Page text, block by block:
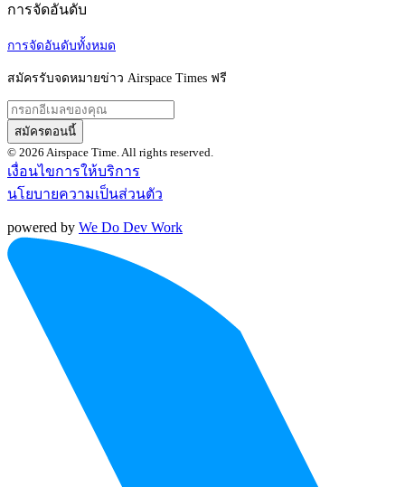
การจัดอันดับ
การจัดอันดับทั้งหมด
สมัครรับจดหมายข่าว Airspace Times ฟรี
สมัครตอนนี้
© 2026 Airspace Time. All rights reserved.
เงื่อนไขการให้บริการ
นโยบายความเป็นส่วนตัว
powered by We Do Dev Work